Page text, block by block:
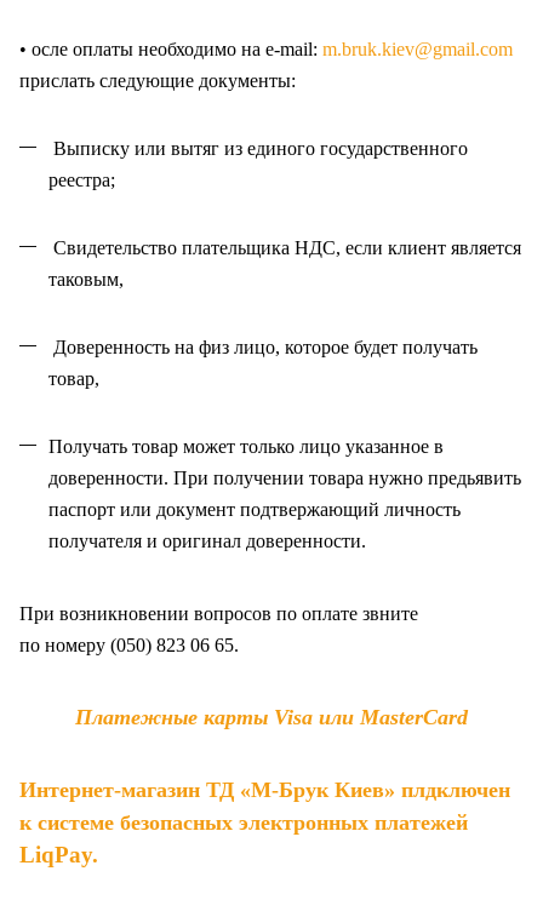
• осле оплаты необходимо на e-mail: m.bruk.kiev@gmail.com
прислать следующие документы:
Выписку или вытяг из единого государственного
реестра;
Свидетельство плательщика НДС, если клиент является
таковым,
Доверенность на физ лицо, которое будет получать
товар,
Получать товар может только лицо указанное в
доверенности. При получении товара нужно предьявить
паспорт или документ подтвержающий личность
получателя и оригинал доверенности.
При возникновении вопросов по оплате звните
по номеру (050) 823 06 65.
Платежные карты Visa или MasterCard
Интернет-магазин ТД «М-Брук Киев» плдключен
к системе безопасных электронных платежей
LiqPay.